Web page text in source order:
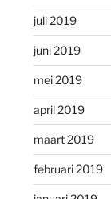
juli 2019
juni 2019
mei 2019
april 2019
maart 2019
februari 2019